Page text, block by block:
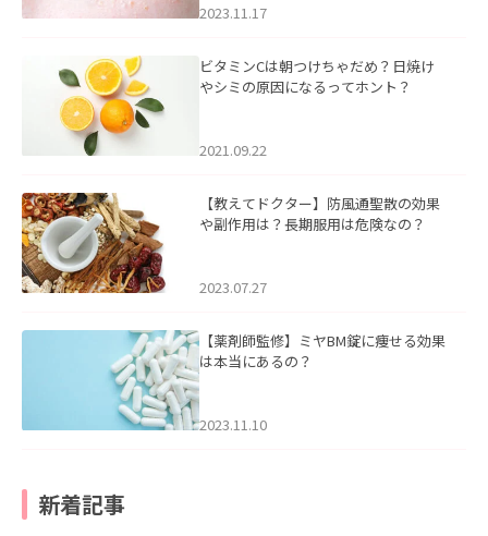
2023.11.17
ビタミンCは朝つけちゃだめ？日焼け
やシミの原因になるってホント？
2021.09.22
【教えてドクター】防風通聖散の効果
や副作用は？長期服用は危険なの？
2023.07.27
【薬剤師監修】ミヤBM錠に痩せる効果
は本当にあるの？
2023.11.10
新着記事